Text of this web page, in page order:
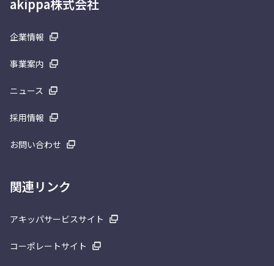
akippa株式会社
企業情報
事業案内
ニュース
採用情報
お問い合わせ
関連リンク
アキッパサービスサイト
コーポレートサイト